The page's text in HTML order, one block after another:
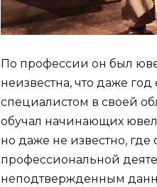
По профессии он был
неизвестна, что даже
специалистом в своей
обучал начинающих
но даже не известно, где
профессиональной
неподтвержденным